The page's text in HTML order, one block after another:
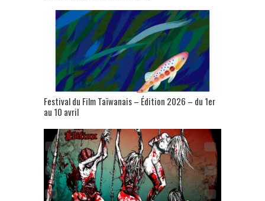
Festival du Film Taïwanais – Édition 2026 – du 1er
au 10 avril